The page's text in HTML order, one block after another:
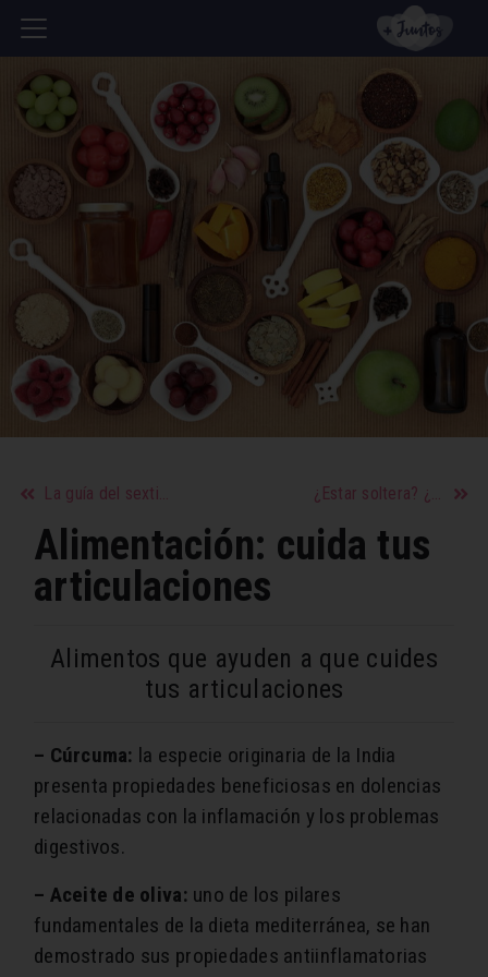
La guía del sexting ¿Estar soltera? ¿Por qué no?
Alimentación: cuida tus
articulaciones
Alimentos que ayuden a que cuides
tus articulaciones
– Cúrcuma: la especie originaria de la India
presenta propiedades beneficiosas en dolencias
relacionadas con la inflamación y los problemas
digestivos.
– Aceite de oliva: uno de los pilares
fundamentales de la dieta mediterránea, se han
demostrado sus propiedades antiinflamatorias